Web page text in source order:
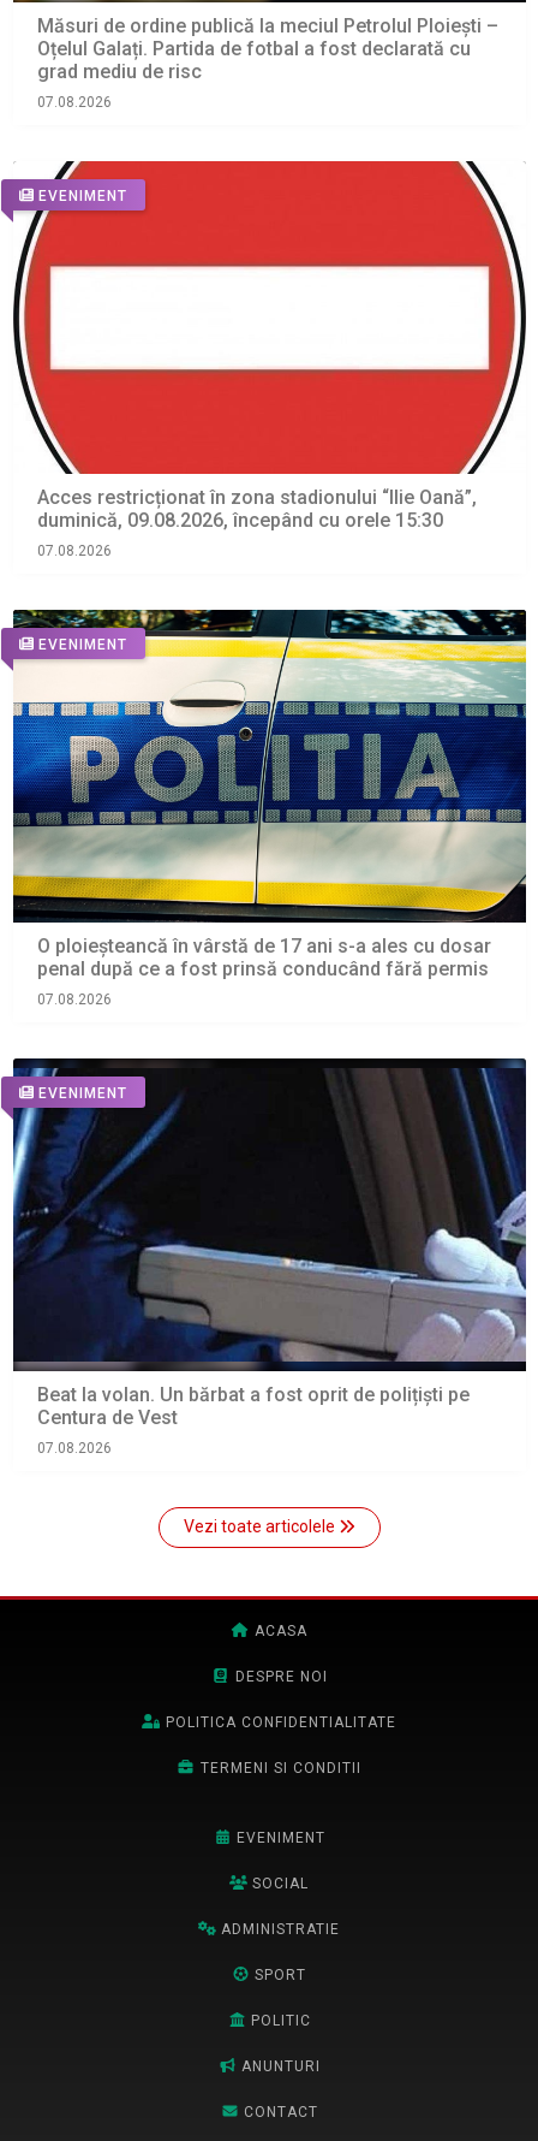
Măsuri de ordine publică la meciul Petrolul Ploiești –
Oțelul Galați. Partida de fotbal a fost declarată cu
grad mediu de risc
07.08.2026
EVENIMENT
Acces restricționat în zona stadionului “Ilie Oană”,
duminică, 09.08.2026, începând cu orele 15:30
07.08.2026
EVENIMENT
O ploieșteancă în vârstă de 17 ani s-a ales cu dosar
penal după ce a fost prinsă conducând fără permis
07.08.2026
EVENIMENT
Beat la volan. Un bărbat a fost oprit de polițiști pe
Centura de Vest
07.08.2026
Vezi toate articolele
ACASA
DESPRE NOI
POLITICA CONFIDENTIALITATE
TERMENI SI CONDITII
EVENIMENT
SOCIAL
ADMINISTRATIE
SPORT
POLITIC
ANUNTURI
CONTACT